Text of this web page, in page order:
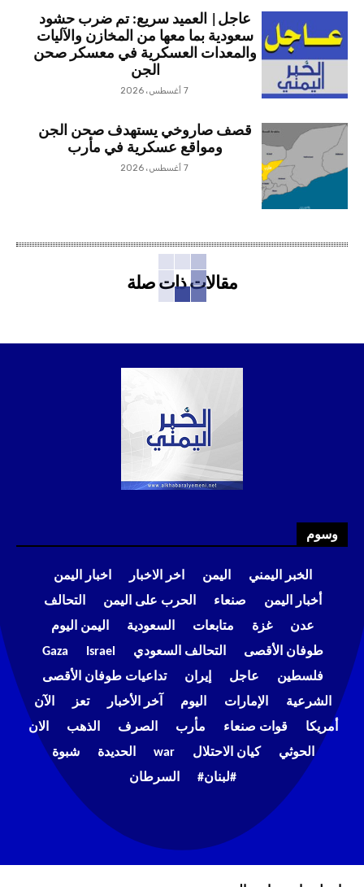
عاجل| العميد سريع: تم ضرب حشود
سعودية بما معها من المخازن والآليات
والمعدات العسكرية في معسكر صحن
الجن
7 أغسطس، 2026
قصف صاروخي يستهدف صحن الجن
ومواقع عسكرية في مأرب
7 أغسطس، 2026
مقالات ذات صلة
وسوم
الخبر اليمني اليمن اخر الاخبار
اخبار اليمن
أخبار اليمن
صنعاء الحرب على اليمن
التحالف
عدن
غزة متابعات السعودية
اليمن اليوم
طوفان الأقصى
التحالف السعودي Israel
Gaza
فلسطين
عاجل إيران
تداعيات طوفان الأقصى
الشرعية
الإمارات اليوم آخر الأخبار تعز
الآن
أمريكا
قوات صنعاء مأرب الصرف الذهب
الان
الحوثي
كيان الاحتلال war الحديدة
شبوة
#لبنان#
السرطان